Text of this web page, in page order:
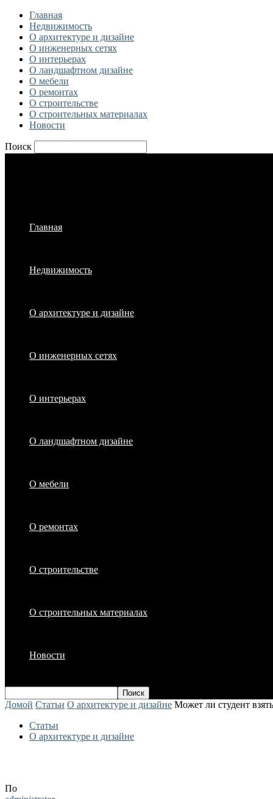
Главная
Недвижимость
О архитектуре и дизайне
О инженерных сетях
О интерьерах
О ландшафтном дизайне
О мебели
О ремонтах
О строительстве
О строительных материалах
Новости
Поиск
Главная
Недвижимость
О архитектуре и дизайне
О инженерных сетях
О интерьерах
О ландшафтном дизайне
О мебели
О ремонтах
О строительстве
О строительных материалах
Новости
Домой Статьи О архитектуре и дизайне Может ли студент
Статьи
О архитектуре и дизайне
По